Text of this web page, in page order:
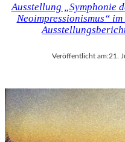
Ausstellung „Symphonie
Neoimpressionismus“
Veröffentlicht am:21.